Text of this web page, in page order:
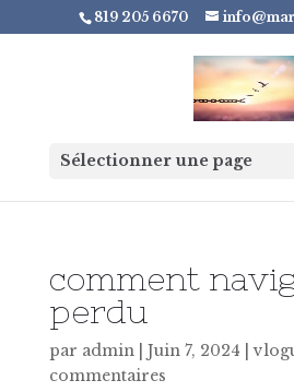
819 205 6670
Sélectionner une page
comment
perdu
par admin| Juin 7, 2024 |
commentaires